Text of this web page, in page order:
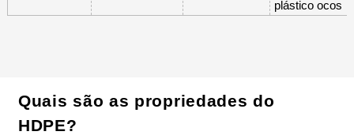
plástico ocos
Quais são as propriedades do
HDPE?